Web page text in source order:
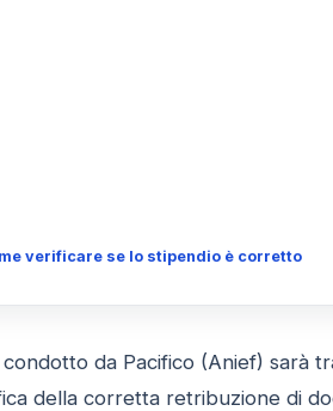
verificare se lo stipendio è corretto
da Pacifico (Anief) sarà
della corretta retribuzione di